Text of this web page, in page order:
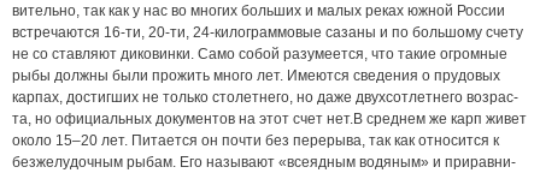
ви­тель­но, так как у нас во мно­гих боль­ших и ма­лых ре­ках юж­ной Рос­сии
встре­ча­ют­ся 16-ти, 20-ти, 24-ки­ло­грам­мо­вые са­за­ны и по боль­шо­му сче­ту
не со­ став­ля­ют ди­ко­вин­ки. Са­мо со­бой ра­зу­ме­ет­ся, что та­кие ог­ром­ные
ры­бы дол­ж­ны бы­ли про­жить мно­го лет. Име­ют­ся све­де­ния о пру­до­вых
кар­пах, дос­тиг­ших не толь­ко сто­лет­не­го, но да­же двух­сот­лет­не­го воз­рас­
та, но офи­ци­аль­ных до­ку­мен­тов на этот счет нет.В сред­нем же карп жи­вет
око­ло 15–20 лет. Пи­та­ет­ся он поч­ти без пе­ре­ры­ва, так как от­но­сит­ся к
без­же­лу­доч­ным ры­бам. Его на­зы­ва­ют «все­яд­ным во­дя­ным» и при­рав­ни­